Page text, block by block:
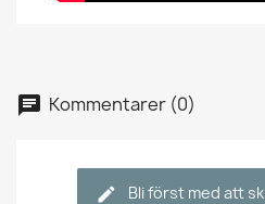
Kommentarer (0)
Bli först med att